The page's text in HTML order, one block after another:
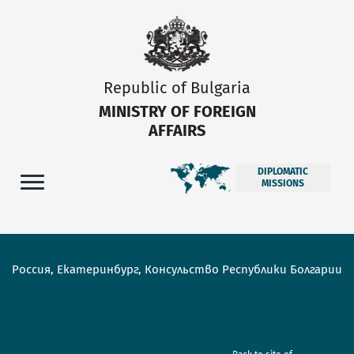
Republic of Bulgaria
MINISTRY OF FOREIGN
AFFAIRS
DIPLOMATIC
MISSIONS
Россия, Екатеринбург, Консульство Республики Болгарии